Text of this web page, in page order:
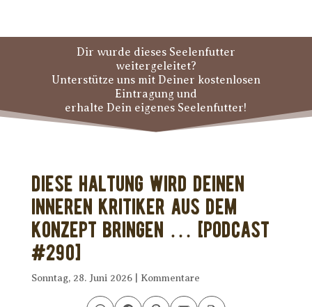
Dir wurde dieses Seelenfutter
weitergeleitet?
Unterstütze uns mit Deiner kostenlosen
Eintragung und
erhalte Dein eigenes Seelenfutter!
Diese Haltung wird Deinen
inneren Kritiker aus dem
Konzept bringen … [PODCAST
#290]
Sonntag, 28. Juni 2026| Kommentare